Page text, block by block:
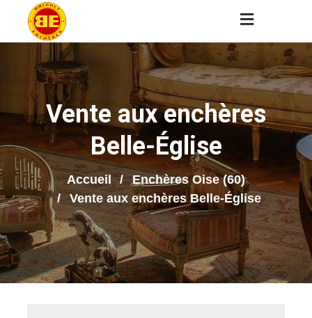
Vente aux enchères
Belle-Église
Accueil
Enchères Oise (60)
Vente aux enchères Belle-Église